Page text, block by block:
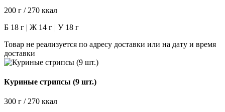
200 г / 270 ккал
Б 18 г | Ж 14 г | У 18 г
Товар не реализуется по адресу доставки или на дату и время
доставки
Куриные стрипсы (9 шт.)
300 г / 270 ккал